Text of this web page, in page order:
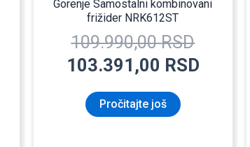
Gorenje Samostalni kombinovani
frižider NRK612ST
109.990,00RSD
103.391,00 RSD
Pročitajte još